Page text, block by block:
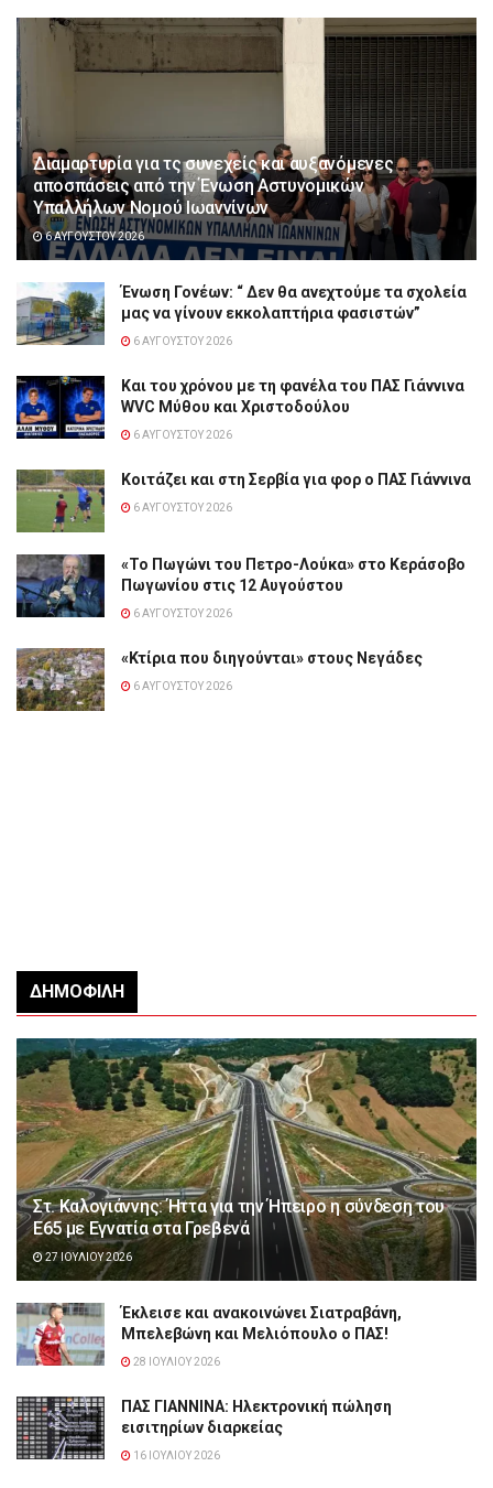
Διαμαρτυρία για τς συνεχείς και αυξανόμενες
αποσπάσεις από την Ένωση Αστυνομικών
Υπαλλήλων Νομού Ιωαννίνων
6 ΑΥΓΟΎΣΤΟΥ 2026
Ένωση Γονέων: “ Δεν θα ανεχτούμε τα σχολεία
μας να γίνουν εκκολαπτήρια φασιστών”
6 ΑΥΓΟΎΣΤΟΥ 2026
Και του χρόνου με τη φανέλα του ΠΑΣ Γιάννινα
WVC Μύθου και Χριστοδούλου
6 ΑΥΓΟΎΣΤΟΥ 2026
Κοιτάζει και στη Σερβία για φορ ο ΠΑΣ Γιάννινα
6 ΑΥΓΟΎΣΤΟΥ 2026
«Το Πωγώνι του Πετρο-Λούκα» στο Κεράσοβο
Πωγωνίου στις 12 Αυγούστου
6 ΑΥΓΟΎΣΤΟΥ 2026
«Κτίρια που διηγούνται» στους Νεγάδες
6 ΑΥΓΟΎΣΤΟΥ 2026
ΔΗΜΟΦΙΛΉ
Στ. Καλογιάννης: Ήττα για την Ήπειρο η σύνδεση του
Ε65 με Εγνατία στα Γρεβενά
27 ΙΟΥΛΊΟΥ 2026
Έκλεισε και ανακοινώνει Σιατραβάνη,
Μπελεβώνη και Μελιόπουλο ο ΠΑΣ!
28 ΙΟΥΛΊΟΥ 2026
ΠΑΣ ΓΙΑΝΝΙΝΑ: Hλεκτρονική πώληση
εισιτηρίων διαρκείας
16 ΙΟΥΛΊΟΥ 2026